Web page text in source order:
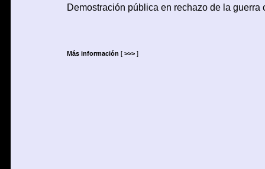
Demostración pública en rechazo de la
Más información [ >>> ]